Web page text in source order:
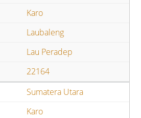
Karo
Laubaleng
Lau Peradep
22164
Sumatera Utara
Karo